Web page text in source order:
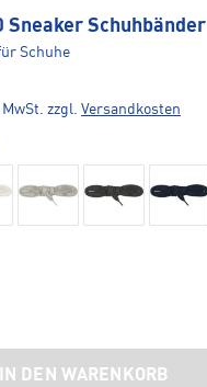
Sneaker Schuhbänder
Schuhe
zzgl. Versandkosten
IN DEN WARENKORB